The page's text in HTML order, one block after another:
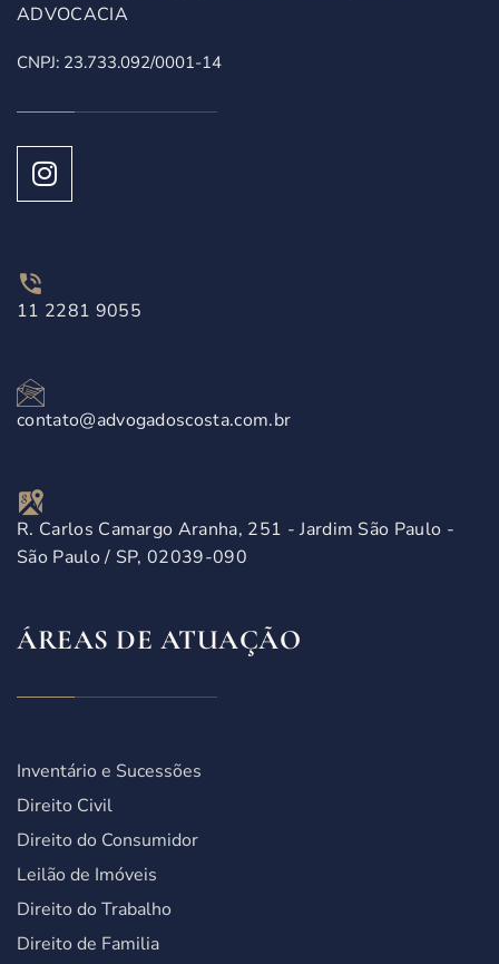
ADVOCACIA
CNPJ: 23.733.092/0001-14
11 2281 9055
contato@advogadoscosta.com.br
R. Carlos Camargo Aranha, 251 - Jardim São Paulo -
São Paulo / SP, 02039-090
ÁREAS DE ATUAÇÃO
Inventário e Sucessões
Direito Civil
Direito do Consumidor
Leilão de Imóveis
Direito do Trabalho
Direito de Familia